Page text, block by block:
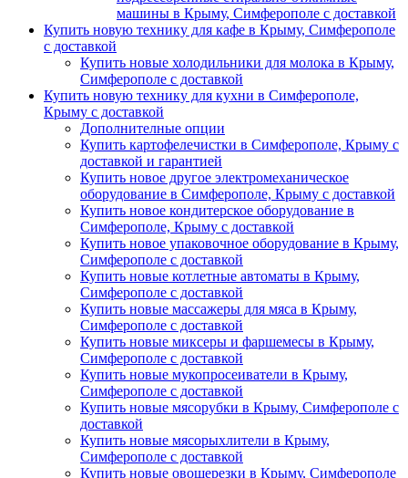
машины в Крыму, Симферополе с доставкой
Купить новую технику для кафе в Крыму, Симферополе
с доставкой
Купить новые холодильники для молока в Крыму,
Симферополе с доставкой
Купить новую технику для кухни в Симферополе,
Крыму с доставкой
Дополнителные опции
Купить картофелечистки в Симферополе, Крыму с
доставкой и гарантией
Купить новое другое электромеханическое
оборудование в Симферополе, Крыму с доставкой
Купить новое кондитерское оборудование в
Симферополе, Крыму с доставкой
Купить новое упаковочное оборудование в Крыму,
Симферополе с доставкой
Купить новые котлетные автоматы в Крыму,
Симферополе с доставкой
Купить новые массажеры для мяса в Крыму,
Симферополе с доставкой
Купить новые миксеры и фаршемесы в Крыму,
Симферополе с доставкой
Купить новые мукопросеиватели в Крыму,
Симферополе с доставкой
Купить новые мясорубки в Крыму, Симферополе с
доставкой
Купить новые мясорыхлители в Крыму,
Симферополе с доставкой
Купить новые овощерезки в Крыму, Симферополе